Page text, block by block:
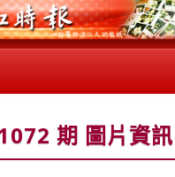
期 圖片資訊